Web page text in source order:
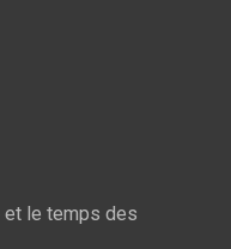
et le temps des